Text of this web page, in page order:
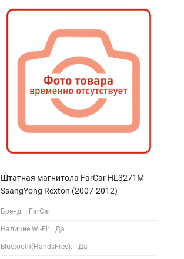
Штатная магнитола FarCar HL3271M
SsangYong Rexton (2007-2012)
Бренд: FarCar
Наличие Wi-Fi: Да
Bluetooth(HandsFree): Да